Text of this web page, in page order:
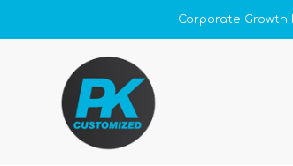
Corporate Growth